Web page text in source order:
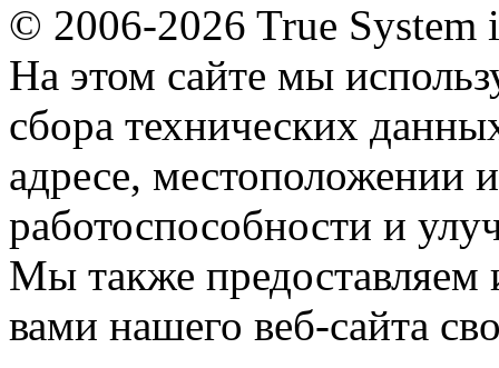
© 2006-2026 True System
На этом сайте мы
сбора технических
адресе, местоположении
работоспособности и
Мы также
вами нашего веб-сайта